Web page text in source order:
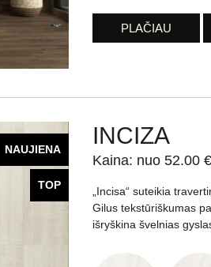
PLAČIAU
NAUJIENA
TOP
INCIZA
Kaina: nuo 52.00
„Incisa“ suteikia
Gilus tekstūriškumas
išryškina švelnias